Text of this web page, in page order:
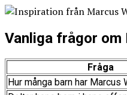
Vanliga frågor om
Fråga
Hur många barn har Marcus